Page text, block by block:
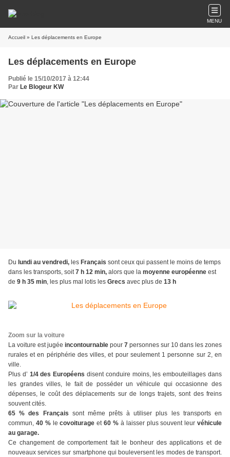
MENU
Accueil » Les déplacements en Europe
Les déplacements en Europe
Publié le 15/10/2017 à 12:44
Par Le Blogeur KW
Du lundi au vendredi, les Français sont ceux qui passent le moins de temps
dans les transports, soit7 h 12 min, alors que la moyenne européenne est
de 9 h 35 min, les plus mal lotis les Grecs avec plus de 13 h
Zoom sur la voiture
La voiture est jugée incontournable pour 7 personnes sur 10 dans les zones
rurales et en périphérie des villes, et pour seulement 1 personne sur 2, en
ville.
Plus d’ 1/4 des Européens disent conduire moins, les embouteillages dans
les grandes villes, le fait de posséder un véhicule qui occasionne des
dépenses, le coût des déplacements sur de longs trajets, sont des freins
souvent cités.
65 % des Français sont même prêts à utiliser plus les transports en
commun, 40 %lecovoiturage et60 %à laisser plus souvent leurvéhicule
au garage.
Ce changement de comportement fait le bonheur des applications et de
nouveaux services sur smartphone qui bouleversent les modes de transport.